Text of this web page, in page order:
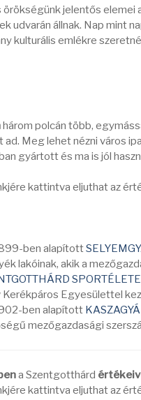
örökségünk jelentős elemei
udvarán állnak. Nap mint
kulturális emlékre
három polcán több,
Meg lehet nézni város
gyártott és ma is jól
kattintva eljuthat az
ben alapított
lakóinak, akik a
SPORTÉLETE
Kerékpáros Egyesülettel
ben alapított
mezőgazdasági
a Szentgotthárd
kattintva eljuthat az